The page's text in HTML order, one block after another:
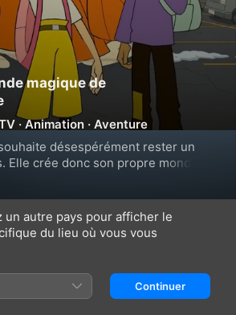
magique de
·Animation · Aventure
désespérément rester un
crée donc son propre monde
vit ses fantasmes de super-héros.
un autre pays pour afficher le
du lieu où vous vous
Continuer